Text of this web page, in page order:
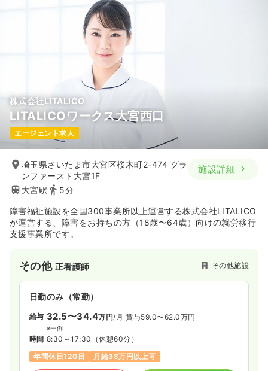
株式会社LITALICO
LITALICOワークス大宮西口
エージェント求人
埼玉県さいたま市大宮区桜木町2-474 グラ
ンファースト大宮1F
大宮駅
5分
施設詳細
障害福祉施設を全国300事業所以上運営する株式会社LITALICO
が運営する、障害をお持ちの方（18歳〜64歳）向けの就労移行
支援事業所です。
その他 正看護師 その他施設
日勤のみ（常勤）
給与 32.5〜34.4万円/月 賞与59.0〜62.0万円
※一例
時間 8:30～17:30 （休憩60分）
年間休日120日
月給38万円以上可